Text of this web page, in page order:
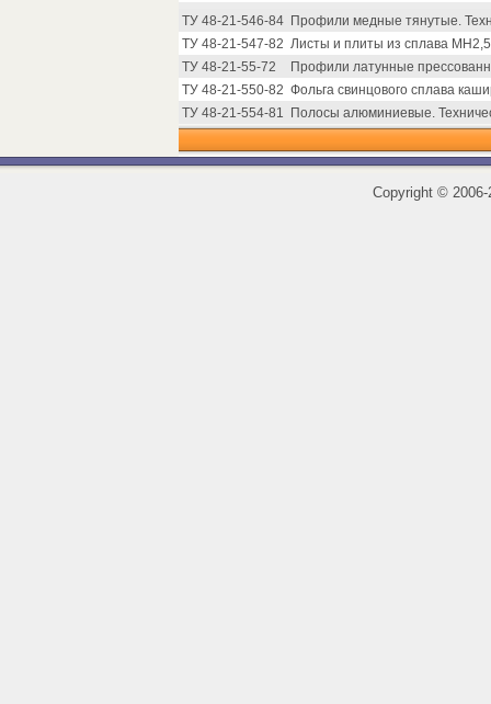
ТУ 48-21-546-84 Профили медные тянутые.
ТУ 48-21-547-82 Листы и плиты из сплава
ТУ 48-21-55-72
Профили латунные
ТУ 48-21-550-82 Фольга свинцового сплава
ТУ 48-21-554-81
Полосы алюминиевые.
Copyright ©